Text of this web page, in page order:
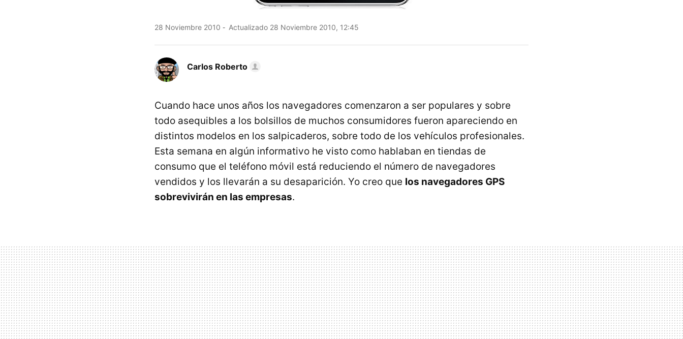
28 Noviembre 2010 Actualizado 28 Noviembre 2010, 12:45
Carlos Roberto
Cuando hace unos años los navegadores comenzaron a ser populares y sobre
todo asequibles a los bolsillos de muchos consumidores fueron apareciendo en
distintos modelos en los salpicaderos, sobre todo de los vehículos profesionales.
Esta semana en algún informativo he visto como hablaban en tiendas de
consumo que el teléfono móvil está reduciendo el número de navegadores
vendidos y los llevarán a su desaparición. Yo creo que los navegadores GPS
sobrevivirán en las empresas.